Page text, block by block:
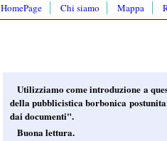
HomePage Chi siamo Mappa
Utilizziamo come introduzione a
della pubblicistica borbonica
dai documenti".
Buona lettura.